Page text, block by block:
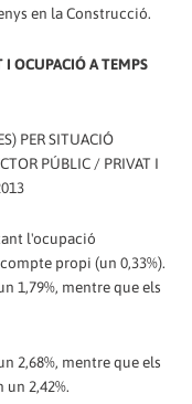
en la Construcció.
I OCUPACIÓ A TEMPS
PER SITUACIÓ
PÚBLIC / PRIVAT I
l'ocupació
propi (un 0,33%).
1,79%, mentre que els
2,68%, mentre que els
2,42%.